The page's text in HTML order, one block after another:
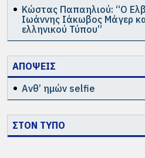
Κώστας Παπαηλιού: “Ο
Ιωάννης Ιάκωβος Μάγερ
ελληνικού Τύπου”
ΑΠΟΨΕΙΣ
Ανθ’ ημών selfie
ΣΤΟΝ ΤΥΠΟ